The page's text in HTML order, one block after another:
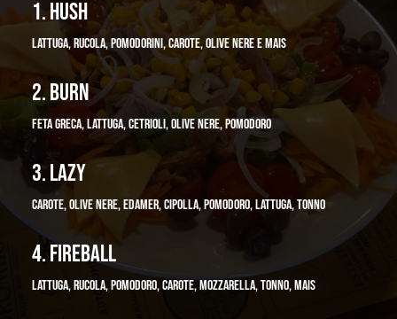
1. HUSH
LATTUGA, RUCOLA, POMODORINI, CAROTE, OLIVE NERE E MAIS
2. BURN
FETA GRECA, LATTUGA, CETRIOLI, OLIVE NERE, POMODORO
3. LAZY
CAROTE, OLIVE NERE, EDAMER, CIPOLLA, POMODORO, LATTUGA, TONNO
4. FIREBALL
LATTUGA, RUCOLA, POMODORO, CAROTE, MOZZARELLA, TONNO, MAIS